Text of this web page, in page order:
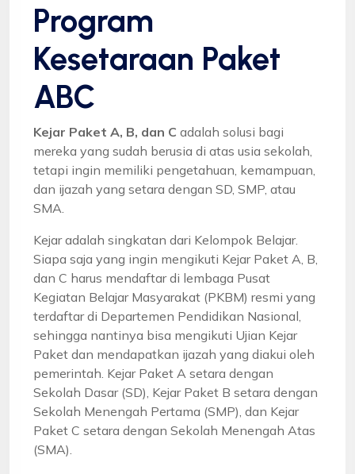
Program
Kesetaraan Paket
ABC
Kejar Paket A, B, dan C adalah solusi bagi
mereka yang sudah berusia di atas usia sekolah,
tetapi ingin memiliki pengetahuan, kemampuan,
dan ijazah yang setara dengan SD, SMP, atau
SMA.
Kejar adalah singkatan dari Kelompok Belajar.
Siapa saja yang ingin mengikuti Kejar Paket A, B,
dan C harus mendaftar di lembaga Pusat
Kegiatan Belajar Masyarakat (PKBM) resmi yang
terdaftar di Departemen Pendidikan Nasional,
sehingga nantinya bisa mengikuti Ujian Kejar
Paket dan mendapatkan ijazah yang diakui oleh
pemerintah. Kejar Paket A setara dengan
Sekolah Dasar (SD), Kejar Paket B setara dengan
Sekolah Menengah Pertama (SMP), dan Kejar
Paket C setara dengan Sekolah Menengah Atas
(SMA).